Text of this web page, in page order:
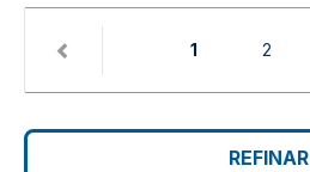
1(current)
2
REFINAR